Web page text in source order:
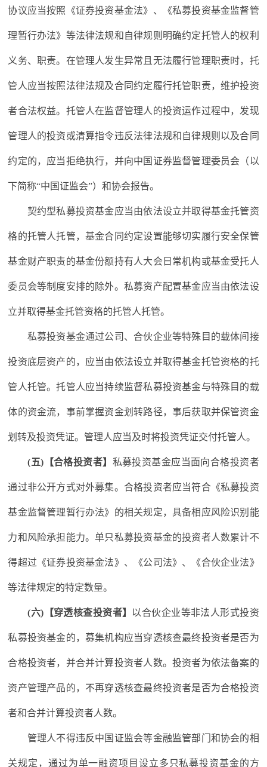
协议应当按照《证券投资基金法》、《私募投资基金监督管
理暂行办法》等法律法规和自律规则明确约定托管人的权利
义务、职责。在管理人发生异常且无法履行管理职责时，托
管人应当按照法律法规及合同约定履行托管职责，维护投资
者合法权益。托管人在监督管理人的投资运作过程中，发现
管理人的投资或清算指令违反法律法规和自律规则以及合同
约定的，应当拒绝执行，并向中国证券监督管理委员会（以
下简称“中国证监会”）和协会报告。
契约型私募投资基金应当由依法设立并取得基金托管资
格的托管人托管，基金合同约定设置能够切实履行安全保管
基金财产职责的基金份额持有人大会日常机构或基金受托人
委员会等制度安排的除外。私募资产配置基金应当由依法设
立并取得基金托管资格的托管人托管。
私募投资基金通过公司、合伙企业等特殊目的载体间接
投资底层资产的，应当由依法设立并取得基金托管资格的托
管人托管。托管人应当持续监督私募投资基金与特殊目的载
体的资金流，事前掌握资金划转路径，事后获取并保管资金
划转及投资凭证。管理人应当及时将投资凭证交付托管人。
(五)【合格投资者】 私募投资基金应当面向合格投资者
通过非公开方式对外募集。合格投资者应当符合《私募投资
基金监督管理暂行办法》的相关规定，具备相应风险识别能
力和风险承担能力。单只私募投资基金的投资者人数累计不
得超过《证券投资基金法》、《公司法》、《合伙企业法》
等法律规定的特定数量。
(六)【穿透核查投资者】 以合伙企业等非法人形式投资
私募投资基金的，募集机构应当穿透核查最终投资者是否为
合格投资者，并合并计算投资者人数。投资者为依法备案的
资产管理产品的，不再穿透核查最终投资者是否为合格投资
者和合并计算投资者人数。
管理人不得违反中国证监会等金融监管部门和协会的相
关规定，通过为单一融资项目设立多只私募投资基金的方